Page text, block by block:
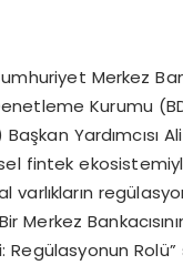
Merkez
Kurumu
Yardımcısı
fintek
varlıkların
Merkez
Rolü”